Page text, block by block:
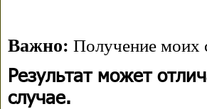
Важно: Получение моих
Результат может
случае.